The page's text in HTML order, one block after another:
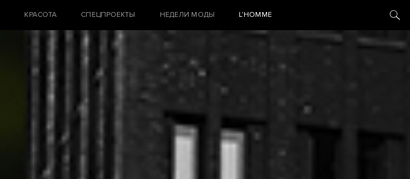
КРАСОТА СПЕЦПРОЕКТЫ НЕДЕЛИ МОДЫ L’HOMME